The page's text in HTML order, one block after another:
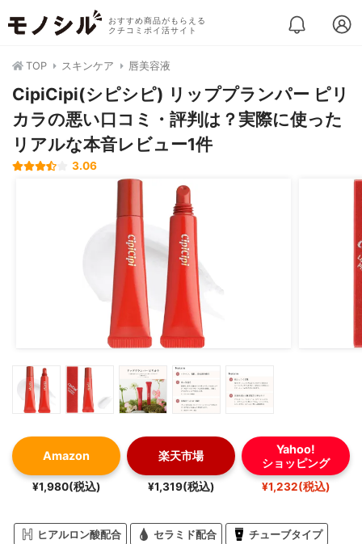
おすすめ商品がもらえる
クチコミポイ活サイト
TOP スキンケア 唇美容液
CipiCipi(シピシピ) リッププランパー ピリ
カラの悪い口コミ・評判は？実際に使った
リアルな本音レビュー1件
3.06
Amazon
¥1,980(税込)
楽天市場
¥1,319(税込)
Yahoo!
ショッピング
¥1,232(税込)
ヒアルロン酸配合 セラミド配合 チューブタイプ